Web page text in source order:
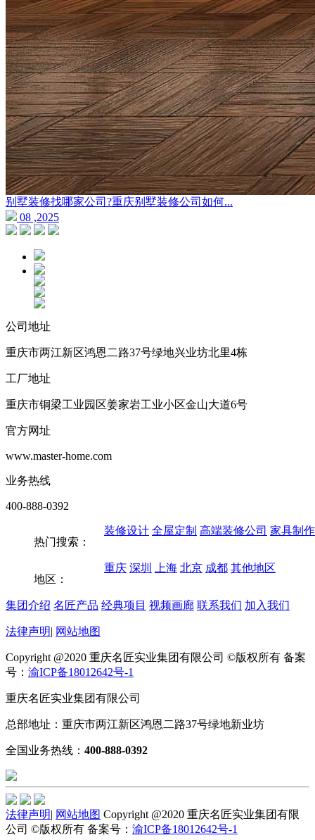
别墅装修找哪家公司?重庆别墅装修公司如何...
08 ,2025
公司地址
重庆市两江新区鸿恩二路37号绿地兴业坊北里4栋
工厂地址
重庆市铜梁工业园区姜家岩工业小区金山大道6号
官方网址
www.master-home.com
业务热线
400-888-0392
热门搜索：
装修设计 全屋定制 高端装修公司 家具制
地区：
重庆 深圳 上海 北京 成都 其他地区
集团介绍 名匠产品 经典项目 视频画廊 联系我们 加入我们
法律声明| 网站地图
Copyright @2020 重庆名匠实业集团有限公司 ©版权所有 备案
号： 渝ICP备18012642号-1
重庆名匠实业集团有限公司
总部地址：重庆市两江新区鸿恩二路37号绿地新业坊
全国业务热线： 400-888-0392
法律声明| 网站地图 Copyright @2020 重庆名匠实业集团有限
公司 ©版权所有 备案号： 渝ICP备18012642号-1